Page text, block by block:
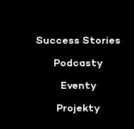
Success Stories
Podcasty
Eventy
Projekty